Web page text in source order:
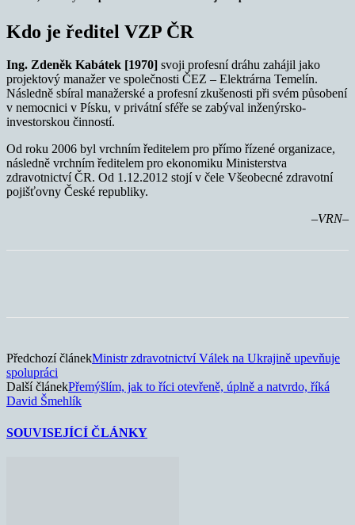
Kdo je ředitel VZP ČR
Ing. Zdeněk Kabátek [1970] svoji profesní dráhu zahájil jako
projektový manažer ve společnosti ČEZ – Elektrárna Temelín.
Následně sbíral manažerské a profesní zkušenosti při svém působení
v nemocnici v Písku, v privátní sféře se zabýval inženýrsko-
investorskou činností.
Od roku 2006 byl vrchním ředitelem pro přímo řízené organizace,
následně vrchním ředitelem pro ekonomiku Ministerstva
zdravotnictví ČR. Od 1.12.2012 stojí v čele Všeobecné zdravotní
pojišťovny České republiky.
–VRN–
Předchozí článekMinistr zdravotnictví Válek na Ukrajině upevňuje
spolupráci
Další článekPřemýšlím, jak to říci otevřeně, úplně a natvrdo, říká
David Šmehlík
SOUVISEJÍCÍ ČLÁNKY